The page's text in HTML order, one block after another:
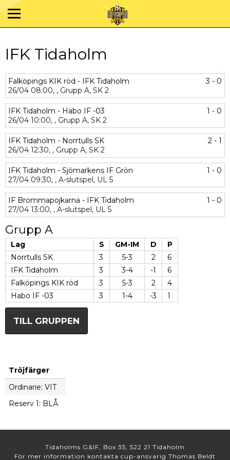
IFK Tidaholm
Falköpings KIK röd - IFK Tidaholm
3 - 0
26/04 08:00, , Grupp A, SK 2
IFK Tidaholm - Habo IF -03
1 - 0
26/04 10:00, , Grupp A, SK 2
IFK Tidaholm - Norrtulls SK
2 - 1
26/04 12:30, , Grupp A, SK 2
IFK Tidaholm - Sjömarkens IF Grön
1 - 0
27/04 09:30, , A-slutspel, UL 5
IF Brommapojkarna - IFK Tidaholm
1 - 0
27/04 13:00, , A-slutspel, UL 5
Grupp A
Lag S GM-IM D
P
Norrtulls SK
3 5-3 2
6
IFK Tidaholm
3 3-4 -1
6
Falköpings KIK röd
3 5-3 2
4
Habo IF -03
3 1-4 -3 1
TILL GRUPPEN
Tröjfärger
Ordinarie: VIT
Reserv 1: BLÅ
Tidaholms G&IF, Box 35, 522 21 Tidaholm
För mer information kontakta cup-ansvarig Thomas Beldt